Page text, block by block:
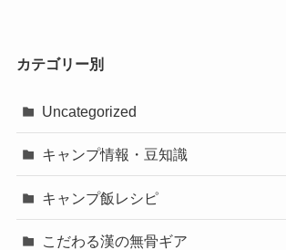
カテゴリー別
Uncategorized
キャンプ情報・豆知識
キャンプ飯レシピ
こだわる漢の無骨ギア